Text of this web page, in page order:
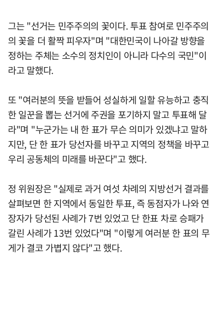
그는 "선거는 민주주의의 꽃이다. 투표 참여로 민주주의
의 꽃을 더 활짝 피우자"며 "대한민국이 나아갈 방향을
정하는 주체는 소수의 정치인이 아니라 다수의 국민"이
라고 말했다.
또 "여러분의 뜻을 받들어 성실하게 일할 유능하고 충직
한 일꾼을 뽑는 선거에 주권을 포기하지 말고 투표해 달
라"며 "누군가는 내 한 표가 무슨 의미가 있겠냐고 말하
지만, 단 한 표가 당선자를 바꾸고 지역의 정책을 바꾸고
우리 공동체의 미래를 바꾼다"고 했다.
정 위원장은 "실제로 과거 여섯 차례의 지방선거 결과를
살펴보면 한 지역에서 동일한 투표, 즉 동점자가 나와 연
장자가 당선된 사례가 7번 있었고 단 한표 차로 승패가
갈린 사례가 13번 있었다"며 "이렇게 여러분 한 표의 무
게가 결코 가볍지 않다"고 했다.